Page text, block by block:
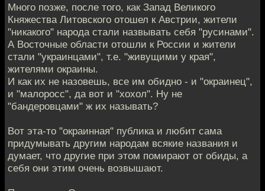
Много позже, после того, как Запад Великого
Княжества Литовского отошел к Австрии, жители
"никакого" народа стали назвывать себя "русинами".
А Восточные области отошли к России и жители
стали "украинцами", т.е. "живущими у края",
жителями окраины.
И как их не назовешь, все им обидно - и "окраинец",
и "малоросс", да вот и "хохол". Ну не
"бандеровцами" ж их называть?
Вот эта-то "окраинная" публика и любит сама
придумывать другим народам всякие названия и
думает, что другие при этом помирают от обиды, а
себя они этим очень возвышают.